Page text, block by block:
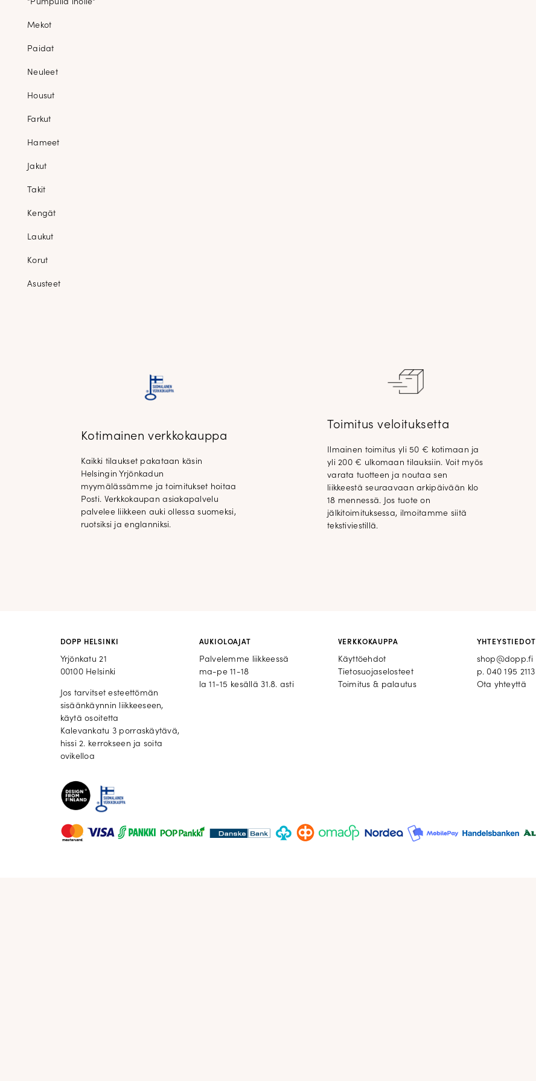
"Pumpulia iholle"
Mekot
Paidat
Neuleet
Housut
Farkut
Hameet
Jakut
Takit
Kengät
Laukut
Korut
Asusteet
Kotimainen verkkokauppa
Kaikki tilaukset pakataan käsin
Helsingin Yrjönkadun
myymälässämme ja toimitukset hoitaa
Posti. Verkkokaupan asiakapalvelu
palvelee liikkeen auki ollessa suomeksi,
ruotsiksi ja englanniksi.
Toimitus veloituksetta
Ilmainen toimitus yli 50 € kotimaan ja
yli 200 € ulkomaan tilauksiin. Voit myös
varata tuotteen ja noutaa sen
liikkeestä seuraavaan arkipäivään klo
18 mennessä. Jos tuote on
jälkitoimituksessa, ilmoitamme siitä
tekstiviestillä.
DOPP HELSINKI
Yrjönkatu 21
00100 Helsinki
Jos tarvitset esteettömän
sisäänkäynnin liikkeeseen,
käytä osoitetta
Kalevankatu 3 porraskäytävä,
hissi 2. kerrokseen ja soita
ovikelloa
AUKIOLOAJAT
Palvelemme liikkeessä
ma-pe 11-18
la 11-15 kesällä 31.8. asti
VERKKOKAUPPA
Käyttöehdot
Tietosuojaselosteet
Toimitus & palautus
YHTEYSTIEDOT
shop@dopp.fi
p.040 195 2113
Ota yhteyttä